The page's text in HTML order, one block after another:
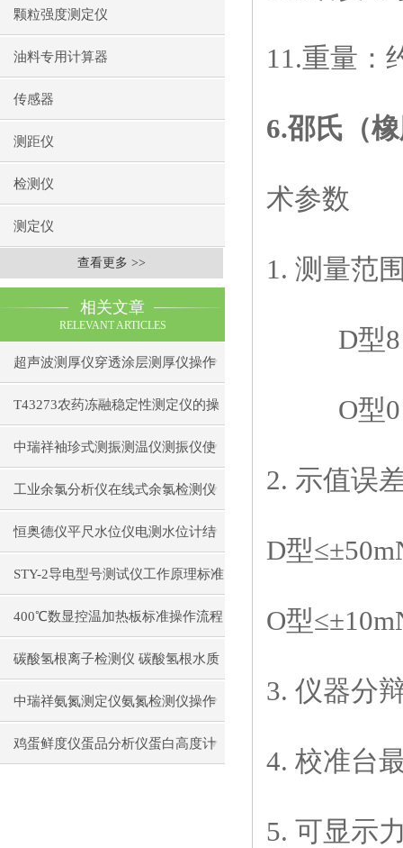
颗粒强度测定仪
油料专用计算器
传感器
测距仪
检测仪
测定仪
查看更多 >>
相关文章
RELEVANT ARTICLES
超声波测厚仪穿透涂层测厚仪操作
前准备操作步骤
T43273农药冻融稳定性测定仪的操
作使用
中瑞祥袖珍式测振测温仪测振仪使
用注意事项工作原理
工业余氯分析仪在线式余氯检测仪
日常维护注意事项安装与接线步骤
恒奥德仪平尺水位仪电测水位计结
构原理操作使用
STY-2导电型号测试仪工作原理标准
操作流程
400℃数显控温加热板标准操作流程
碳酸氢根离子检测仪 碳酸氢根水质
测定仪操作使用
中瑞祥氨氮测定仪氨氮检测仪操作
前准备使用注意事项
鸡蛋鲜度仪蛋品分析仪蛋白高度计
11.重量：
6.邵氏（
术参数
1. 测量范
D型8
O型0
2. 示值误
D型
O型
3. 仪器分
4. 校准台
5. 可显示